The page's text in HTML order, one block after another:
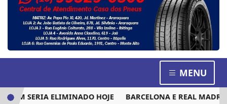
MENU
SERIA ELIMINADO HOJE BARCELONA E REAL MADRID